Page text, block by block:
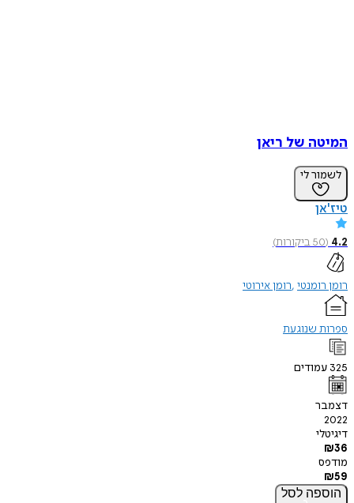
המיטה של ריאן
לשמור לי
טיז'אן
4.2
(
50ביקורות)
רומן רומנטי רומן אירוטי
ספרות שנוגעת
325 עמודים
דצמבר
2022
דיגיטלי
₪36
מודפס
₪59
הוספה לסל